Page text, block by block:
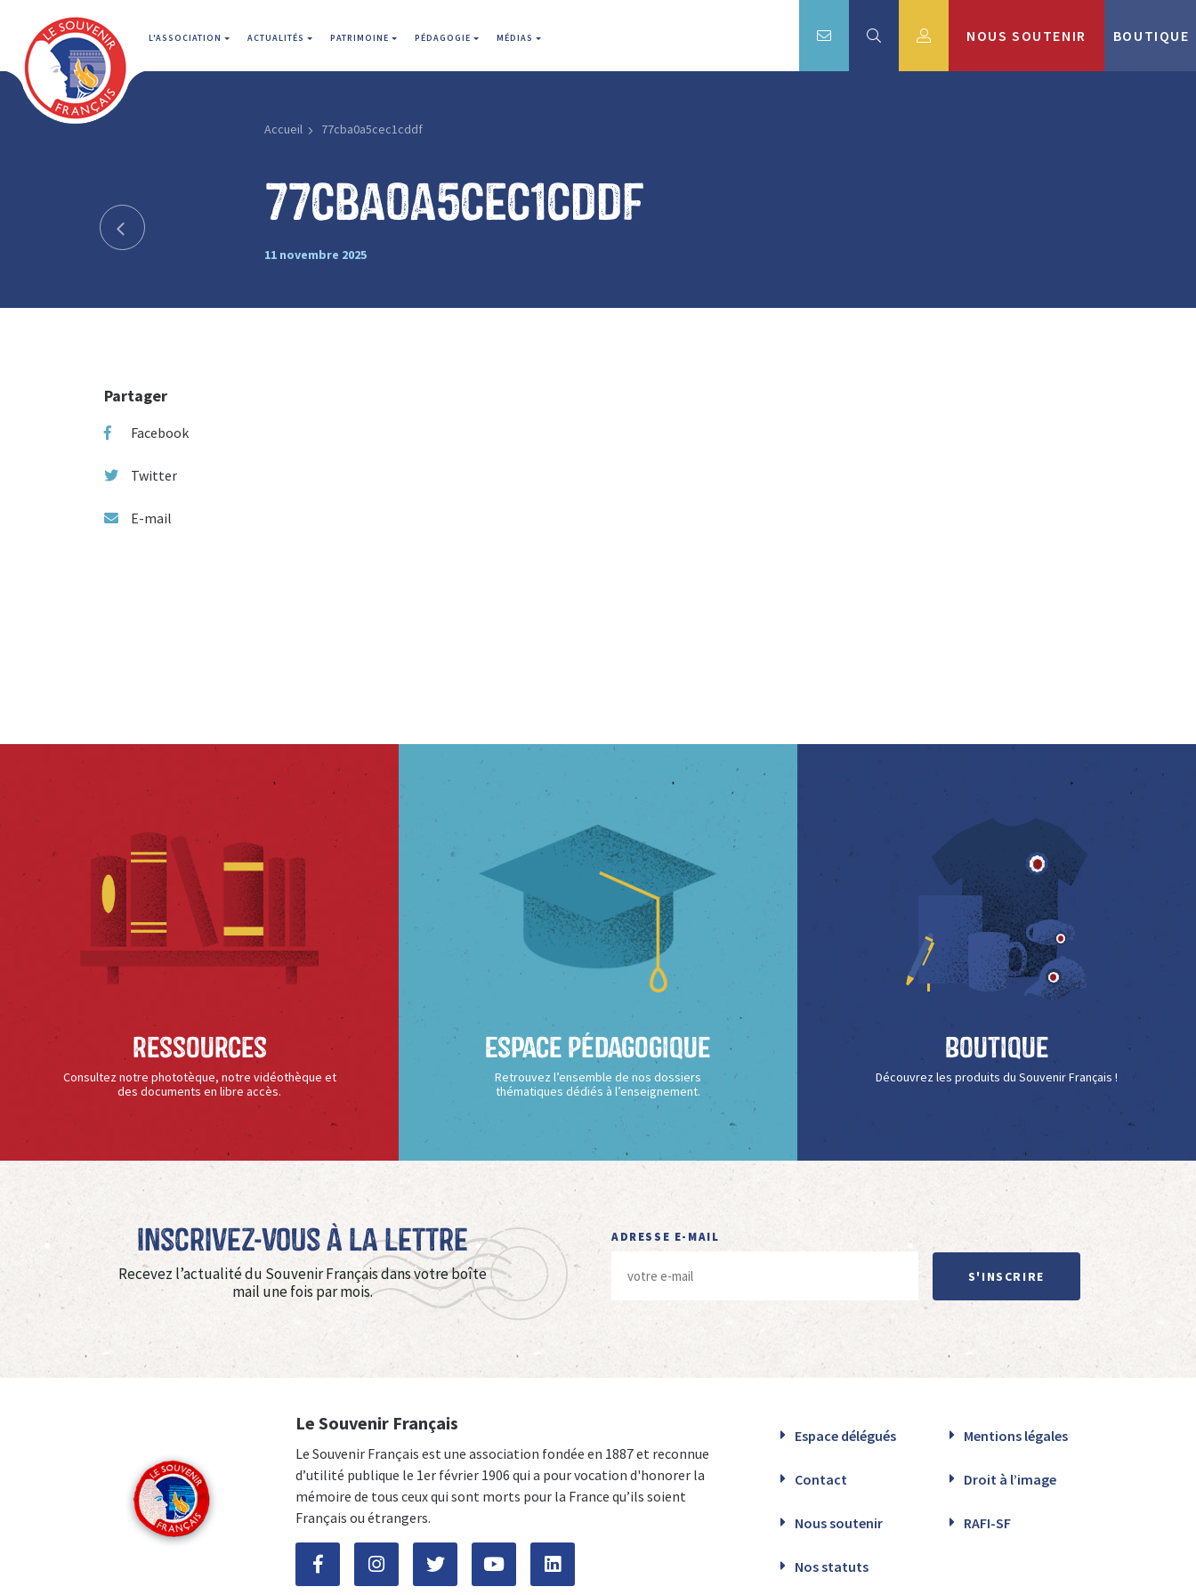
L'ASSOCIATION ACTUALITÉS PATRIMOINE PÉDAGOGIE MÉDIAS NOUS SOUTENIR BOUTIQUE
Accueil 77cba0a5cec1cddf
77cba0a5cec1cddf
11 novembre 2025
Partager
Facebook
Twitter
E-mail
Ressources
Consultez notre phototèque, notre vidéothèque et
des documents en libre accès.
Espace Pédagogique
Retrouvez l’ensemble de nos dossiers
thématiques dédiés à l’enseignement.
Boutique
Découvrez les produits du Souvenir Français !
Inscrivez-vous à La Lettre
Recevez l’actualité du Souvenir Français dans votre boîte
mail une fois par mois.
ADRESSE E-MAIL
S'INSCRIRE
Le Souvenir Français
Le Souvenir Français est une association fondée en 1887 et reconnue
d’utilité publique le 1er février 1906 qui a pour vocation d'honorer la
mémoire de tous ceux qui sont morts pour la France qu’ils soient
Français ou étrangers.
Espace délégués Mentions légales
Contact Droit à l’image
Nous soutenir RAFI-SF
Nos statuts